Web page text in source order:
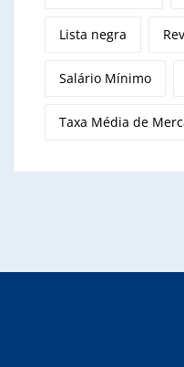
Lista negra
Salário Mínimo
Taxa Média de